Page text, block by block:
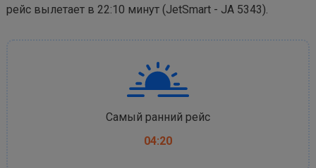
рейс вылетает в 22:10 минут (JetSmart - JA 5343).
Самый ранний рейс
04:20